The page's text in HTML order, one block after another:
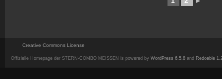
Creative Commons License
Offizielle Homepage der STERN-COMBO MEISSEN is powered by WordPress 6.5.8 and Redoable